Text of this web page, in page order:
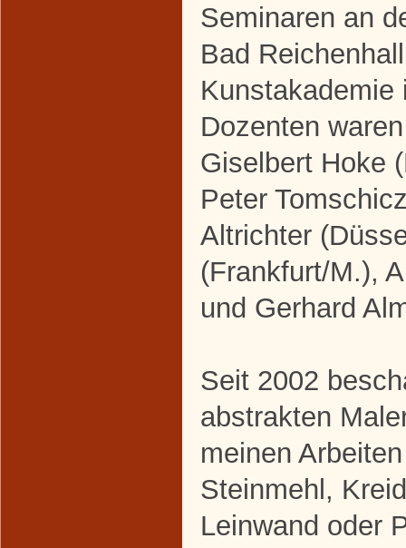
Seminaren an
Bad
Kunstakademie
Dozenten
Giselbert Hoke
Peter
Altrichter
(Frankfurt/M.),
und Gerhard
Seit 2002
abstrakten
meinen
Steinmehl,
Leinwand oder